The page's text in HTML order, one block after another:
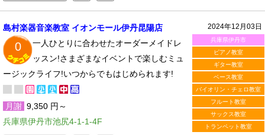
2024年12月03日
兵庫県伊丹市
ピアノ教室
ギター教室
ベース教室
バイオリン・チェロ教室
フルート教室
サックス教室
トランペット教室
島村楽器音楽教室 イオンモール伊丹昆陽店
0
一人ひとりに合わせたオーダーメイドレ
ッスン!さまざまなイベントで楽しむミュ
ージックライフ!いつからでもはじめられます!
月謝 9,350 円～
兵庫県伊丹市池尻4-1-1-4F